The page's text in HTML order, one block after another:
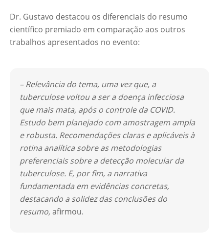
Dr. Gustavo destacou os diferenciais do resumo
científico premiado em comparação aos outros
trabalhos apresentados no evento:
– Relevância do tema, uma vez que, a
tuberculose voltou a ser a doença infecciosa
que mais mata, após o controle da COVID.
Estudo bem planejado com amostragem ampla
e robusta. Recomendações claras e aplicáveis à
rotina analítica sobre as metodologias
preferenciais sobre a detecção molecular da
tuberculose. E, por fim, a narrativa
fundamentada em evidências concretas,
destacando a solidez das conclusões do
resumo, afirmou.